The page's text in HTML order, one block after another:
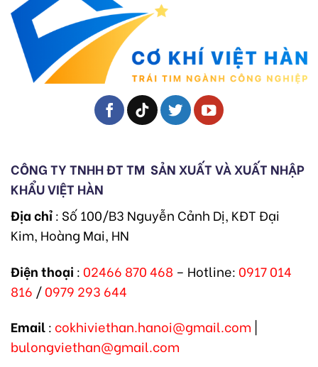
CÔNG TY TNHH ĐT TM SẢN XUẤT VÀ XUẤT NHẬP
KHẨU VIỆT HÀN
Địa chỉ: Số 100/B3 Nguyễn Cảnh Dị, KĐT Đại
Kim, Hoàng Mai, HN
Điện thoại : 02466 870 468 – Hotline: 0917 014
816 /0979 293 644
Email: cokhiviethan.hanoi@gmail.com
bulongviethan@gmail.com